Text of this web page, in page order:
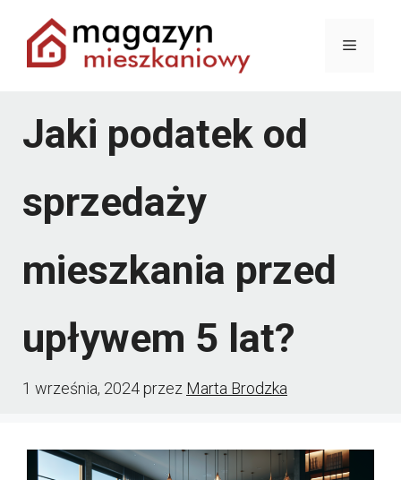
Przejdź
Menu
Jaki podatek od
sprzedaży
mieszkania przed
upływem 5 lat?
1 września, 2024przez Marta Brodzka